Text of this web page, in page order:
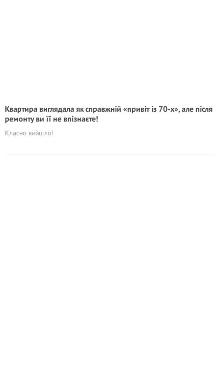
Квартира виглядала як справжній «привіт із 70-х», але після
ремонту ви її не впізнаєте!
Класно вийшло!